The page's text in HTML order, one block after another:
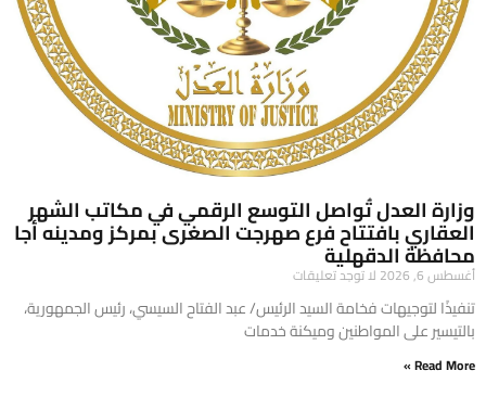
وزارة العدل تُواصل التوسع الرقمي في مكاتب الشهر
العقاري بافتتاح فرع صهرجت الصغرى بمركز ومدينه أجا
محافظة الدقهلية
أغسطس 6, 2026 لا توجد تعليقات
تنفيذًا لتوجيهات فخامة السيد الرئيس/ عبد الفتاح السيسي، رئيس الجمهورية،
بالتيسير على المواطنين وميكنة خدمات
Read More »